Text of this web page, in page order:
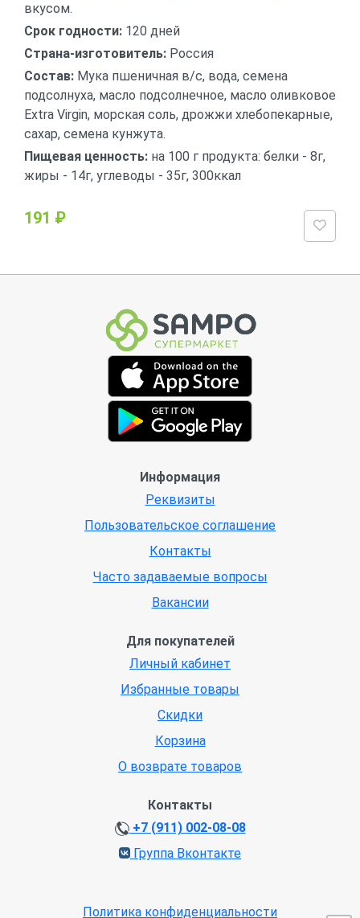
вкусом.
Срок годности: 120 дней
Страна-изготовитель: Россия
Состав: Мука пшеничная в/с, вода, семена
подсолнуха, масло подсолнечное, масло оливковое
Extra Virgin, морская соль, дрожжи хлебопекарные,
сахар, семена кунжута.
Пищевая ценность: на 100 г продукта: белки - 8г,
жиры - 14г, углеводы - 35г, 300ккал
191 ₽
Информация
Реквизиты
Пользовательское соглашение
Контакты
Часто задаваемые вопросы
Вакансии
Для покупателей
Личный кабинет
Избранные товары
Скидки
Корзина
О возврате товаров
Контакты
+7 (911) 002-08-08
Группа Вконтакте
Политика конфиденциальности